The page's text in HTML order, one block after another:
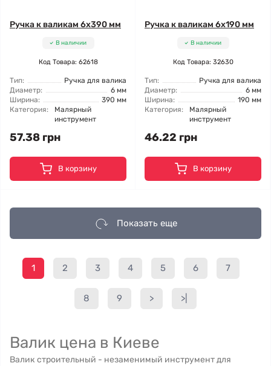
Ручка к валикам 6x390 мм
В наличии
Код Товара: 62618
Тип:
Ручка для валика
Диаметр:
6 мм
Ширина:
390 мм
Категория:
Малярный
инструмент
57.38 грн
В корзину
Ручка к валикам 6x190 мм
В наличии
Код Товара: 32630
Тип:
Ручка для валика
Диаметр:
6 мм
Ширина:
190 мм
Категория:
Малярный
инструмент
46.22 грн
В корзину
Показать еще
1 2 3 4 5 6 7
8 9 > >|
Валик цена в Киеве
Валик строительный - незаменимый инструмент для